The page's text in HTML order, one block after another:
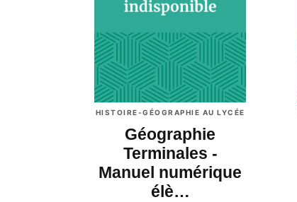
HISTOIRE-GÉOGRAPHIE AU LYCÉE
Géographie
Terminales -
Manuel numérique
élè…